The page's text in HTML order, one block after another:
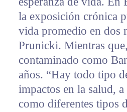
la exposición crónica
vida promedio en dos
Prunicki. Mientras
contaminado como
años. “Hay todo tipo
impactos en la salud,
como diferentes tipos